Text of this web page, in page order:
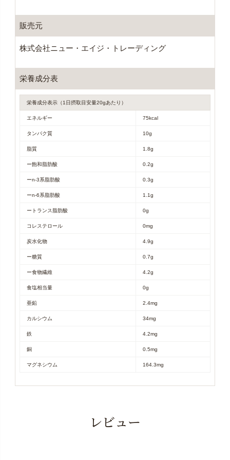
販売元
株式会社ニュー・エイジ・トレーディング
栄養成分表
栄養成分表示（1日摂取目安量20gあたり）
エネルギー 75kcal
タンパク質 10g
脂質 1.8g
ー飽和脂肪酸 0.2g
ーn-3系脂肪酸 0.3g
ーn-6系脂肪酸 1.1g
ートランス脂肪酸 0g
コレステロール 0mg
炭水化物 4.9g
ー糖質 0.7g
ー食物繊維 4.2g
食塩相当量 0g
亜鉛 2.4mg
カルシウム 34mg
鉄 4.2mg
銅 0.5mg
マグネシウム 164.3mg
レビュー